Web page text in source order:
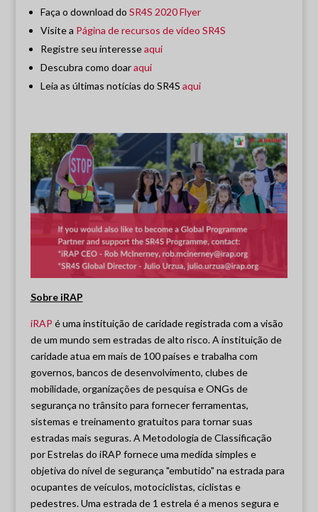
Faça o download do SR4S 2020 Flyer
Visite a Página de recursos de vídeo SR4S
Registre seu interesseaqui
Descubra como doaraqui
Leia as últimas notícias do SR4S aqui
Sobre iRAP
iRAP é uma instituição de caridade registrada com a visão
de um mundo sem estradas de alto risco. A instituição de
caridade atua em mais de 100 países e trabalha com
governos, bancos de desenvolvimento, clubes de
mobilidade, organizações de pesquisa e ONGs de
segurança no trânsito para fornecer ferramentas,
sistemas e treinamento gratuitos para tornar suas
estradas mais seguras. A Metodologia de Classificação
por Estrelas do iRAP fornece uma medida simples e
objetiva do nível de segurança "embutido" na estrada para
ocupantes de veículos, motociclistas, ciclistas e
pedestres. Uma estrada de 1 estrela é a menos segura e